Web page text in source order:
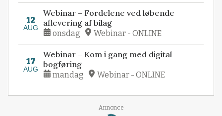
12
AUG
Webinar – Fordelene ved løbende
aflevering af bilag
onsdag Webinar - ONLINE
17
AUG
Webinar – Kom i gang med digital
bogføring
mandag Webinar - ONLINE
Annonce